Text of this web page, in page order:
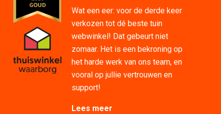
Wat een eer: voor de derde keer
verkozen tot dé beste tuin
webwinkel! Dat gebeurt niet
zomaar. Het is een bekroning op
het harde werk van ons team, en
vooral op jullie vertrouwen en
support!
Lees meer